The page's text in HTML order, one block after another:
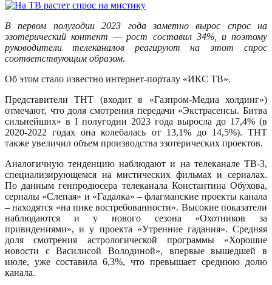
В первом полугодии 2023 года заметно вырос спрос на
эзотерический контент — рост составил 34%, и поэтому
руководители телеканалов реагируют на этот спрос
соответствующим образом.
Об этом стало известно интернет-порталу «ИКС ТВ».
Представители ТНТ (входит в «Газпром-Медиа холдинг»)
отмечают, что доля смотрения передачи «Экстрасенсы. Битва
сильнейших» в I полугодии 2023 года выросла до 17,4% (в
2020-2022 годах она колебалась от 13,1% до 14,5%). ТНТ
также увеличил объем производства эзотерических проектов.
Аналогичную тенденцию наблюдают и на телеканале ТВ-3,
специализирующемся на мистических фильмах и сериалах.
По данным генпродюсера телеканала Константина Обухова,
сериалы «Слепая» и «Гадалка» – флагманские проекты канала
– находятся «на пике востребованности». Высокие показатели
наблюдаются и у нового сезона «Охотников за
привидениями», и у проекта «Утренние гадания». Средняя
доля смотрения астрологической программы «Хорошие
новости с Василисой Володиной», впервые вышедшей в
июле, уже составила 6,3%, что превышает среднюю долю
канала.